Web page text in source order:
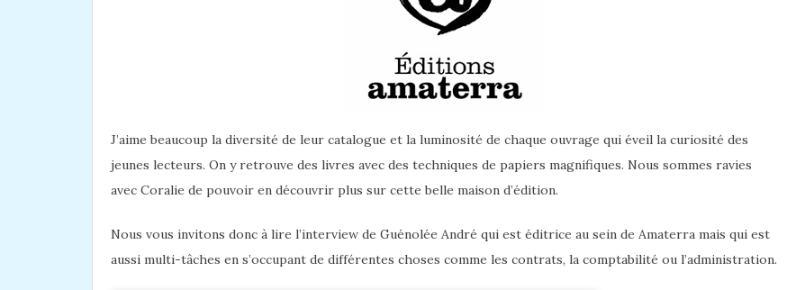
J’aime beaucoup la diversité de leur catalogue et la luminosité de chaque ouvrage qui éveil la curiosité des
jeunes lecteurs. On y retrouve des livres avec des techniques de papiers magnifiques. Nous sommes ravies
avec Coralie de pouvoir en découvrir plus sur cette belle maison d’édition.
Nous vous invitons donc à lire l’interview de Guénolée André qui est éditrice au sein de Amaterra mais qui est
aussi multi-tâches en s’occupant de différentes choses comme les contrats, la comptabilité ou l’administration.